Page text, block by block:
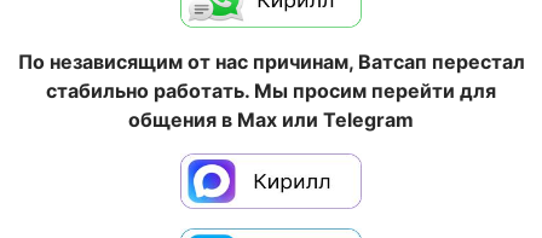
По независящим от нас причинам, Ватсап перестал
стабильно работать. Мы просим перейти для
общения в Max или Telegram